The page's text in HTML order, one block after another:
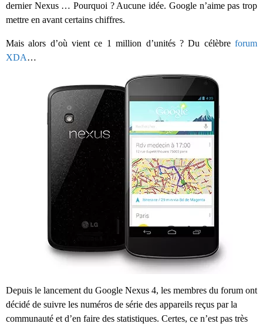
dernier Nexus … Pourquoi ? Aucune idée. Google n’aime pas trop
mettre en avant certains chiffres.
Mais alors d’où vient ce 1 million d’unités ? Du célèbre forum
XDA…
Depuis le lancement du Google Nexus 4, les membres du forum ont
décidé de suivre les numéros de série des appareils reçus par la
communauté et d’en faire des statistiques. Certes, ce n’est pas très